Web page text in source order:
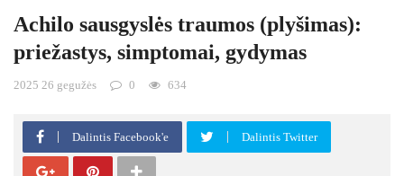
Achilo sausgyslės traumos (plyšimas):
priežastys, simptomai, gydymas
2025 26 gegužės 0 634
Dalintis Facebook'e Dalintis Twitter